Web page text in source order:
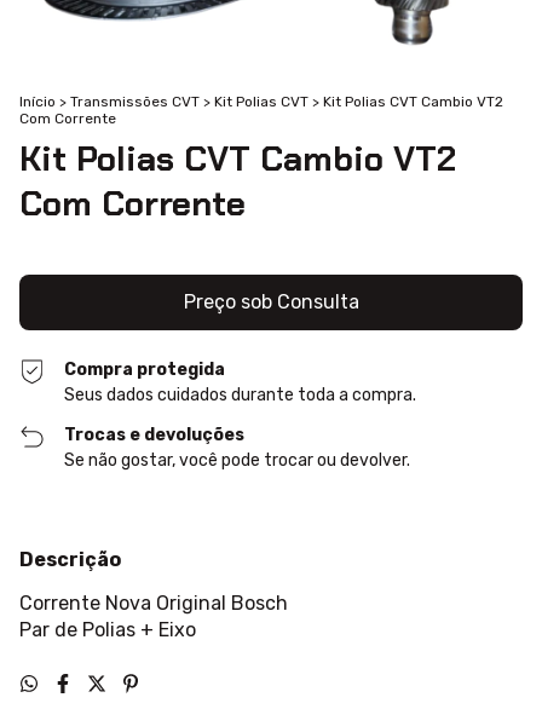
Início > Transmissões CVT > Kit Polias CVT > Kit Polias CVT Cambio VT2
Com Corrente
Kit Polias CVT Cambio VT2
Com Corrente
Compra protegida
Seus dados cuidados durante toda a compra.
Trocas e devoluções
Se não gostar, você pode trocar ou devolver.
Descrição
Corrente Nova Original Bosch
Par de Polias + Eixo